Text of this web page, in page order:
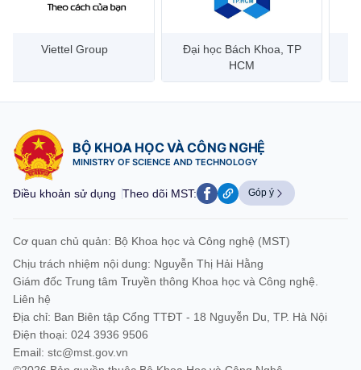
Đại học Bách Khoa, TP
Bưu điện Việt Nam –
Vietnam Post
BỘ KHOA HỌC VÀ CÔNG NGHỆ
MINISTRY OF SCIENCE AND TECHNOLOGY
Điều khoản sử dụng Theo dõi MST: Góp ý
Cơ quan chủ quản: Bộ Khoa học và Công nghệ (MST)
Chịu trách nhiệm nội dung: Nguyễn Thị Hải Hằng
Giám đốc Trung tâm Truyền thông Khoa học và Công nghệ.
Liên hệ
Địa chỉ: Ban Biên tập Cổng TTĐT - 18 Nguyễn Du, TP. Hà Nội
Điện thoại: 024 3936 9506
Email: stc@mst.gov.vn